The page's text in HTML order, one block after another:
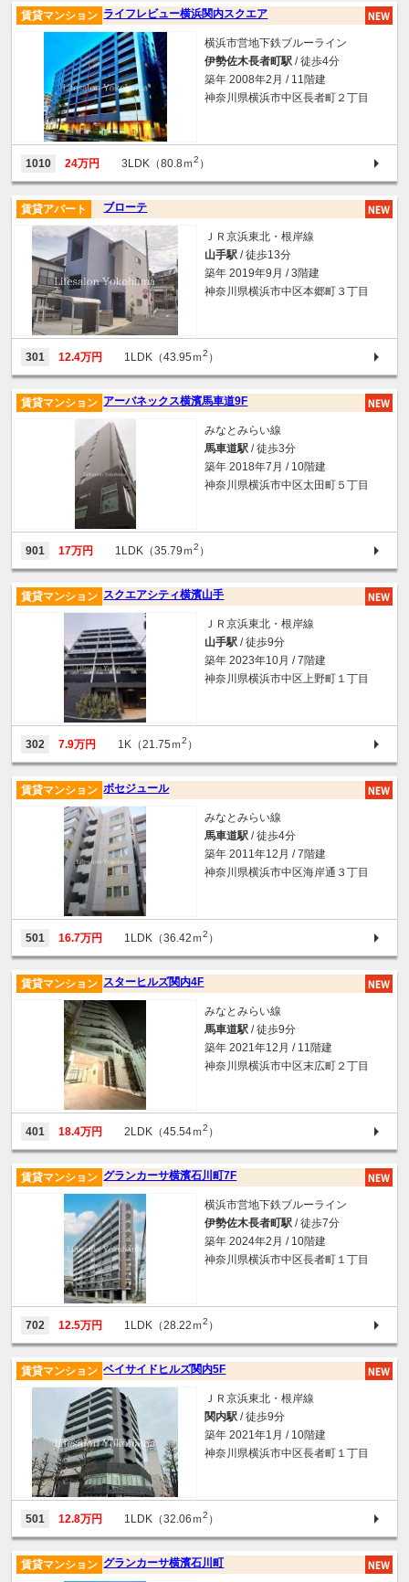
ライフレビュー横浜関内スクエア
賃貸マンション
横浜市営地下鉄ブルーライン
伊勢佐木長者町駅 / 徒歩4分
築年 2008年2月 / 11階建
神奈川県横浜市中区長者町２丁目
1010 24万円 3LDK（80.8ｍ2 ）
ブローテ
賃貸アパート
ＪＲ京浜東北・根岸線
山手駅 / 徒歩13分
築年 2019年9月 / 3階建
神奈川県横浜市中区本郷町３丁目
301 12.4万円 1LDK（43.95ｍ2 ）
アーバネックス横濱馬車道9F
賃貸マンション
みなとみらい線
馬車道駅 / 徒歩3分
築年 2018年7月 / 10階建
神奈川県横浜市中区太田町５丁目
901 17万円 1LDK（35.79ｍ2 ）
スクエアシティ横濱山手
賃貸マンション
ＪＲ京浜東北・根岸線
山手駅 / 徒歩9分
築年 2023年10月 / 7階建
神奈川県横浜市中区上野町１丁目
302 7.9万円 1K（21.75ｍ2 ）
ボセジュール
賃貸マンション
みなとみらい線
馬車道駅 / 徒歩4分
築年 2011年12月 / 7階建
神奈川県横浜市中区海岸通３丁目
501 16.7万円 1LDK（36.42ｍ2 ）
スターヒルズ関内4F
賃貸マンション
みなとみらい線
馬車道駅 / 徒歩9分
築年 2021年12月 / 11階建
神奈川県横浜市中区末広町２丁目
401 18.4万円 2LDK（45.54ｍ2 ）
グランカーサ横濱石川町7F
賃貸マンション
横浜市営地下鉄ブルーライン
伊勢佐木長者町駅 / 徒歩7分
築年 2024年2月 / 10階建
神奈川県横浜市中区長者町１丁目
702 12.5万円 1LDK（28.22ｍ2 ）
ベイサイドヒルズ関内5F
賃貸マンション
ＪＲ京浜東北・根岸線
関内駅 / 徒歩9分
築年 2021年1月 / 10階建
神奈川県横浜市中区長者町１丁目
501 12.8万円 1LDK（32.06ｍ2 ）
グランカーサ横濱石川町
賃貸マンション